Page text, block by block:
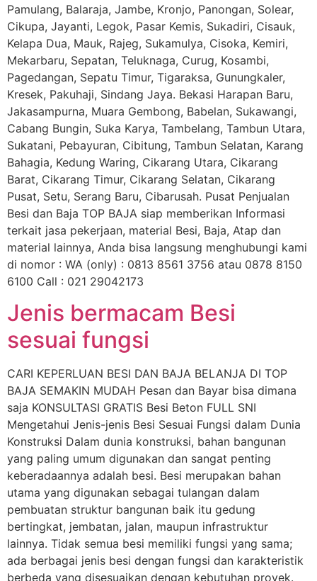
Pamulang, Balaraja, Jambe, Kronjo, Panongan, Solear,
Cikupa, Jayanti, Legok, Pasar Kemis, Sukadiri, Cisauk,
Kelapa Dua, Mauk, Rajeg, Sukamulya, Cisoka, Kemiri,
Mekarbaru, Sepatan, Teluknaga, Curug, Kosambi,
Pagedangan, Sepatu Timur, Tigaraksa, Gunungkaler,
Kresek, Pakuhaji, Sindang Jaya. Bekasi Harapan Baru,
Jakasampurna, Muara Gembong, Babelan, Sukawangi,
Cabang Bungin, Suka Karya, Tambelang, Tambun Utara,
Sukatani, Pebayuran, Cibitung, Tambun Selatan, Karang
Bahagia, Kedung Waring, Cikarang Utara, Cikarang
Barat, Cikarang Timur, Cikarang Selatan, Cikarang
Pusat, Setu, Serang Baru, Cibarusah. Pusat Penjualan
Besi dan Baja TOP BAJA siap memberikan Informasi
terkait jasa pekerjaan, material Besi, Baja, Atap dan
material lainnya, Anda bisa langsung menghubungi kami
di nomor : WA (only) : 0813 8561 3756 atau 0878 8150
6100 Call : 021 29042173
Jenis bermacam Besi
sesuai fungsi
CARI KEPERLUAN BESI DAN BAJA BELANJA DI TOP
BAJA SEMAKIN MUDAH Pesan dan Bayar bisa dimana
saja KONSULTASI GRATIS Besi Beton FULL SNI
Mengetahui Jenis-jenis Besi Sesuai Fungsi dalam Dunia
Konstruksi Dalam dunia konstruksi, bahan bangunan
yang paling umum digunakan dan sangat penting
keberadaannya adalah besi. Besi merupakan bahan
utama yang digunakan sebagai tulangan dalam
pembuatan struktur bangunan baik itu gedung
bertingkat, jembatan, jalan, maupun infrastruktur
lainnya. Tidak semua besi memiliki fungsi yang sama;
ada berbagai jenis besi dengan fungsi dan karakteristik
berbeda yang disesuaikan dengan kebutuhan proyek.